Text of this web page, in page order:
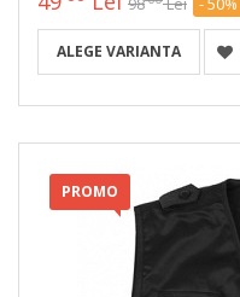
ALEGE VARIANTA
PROMO